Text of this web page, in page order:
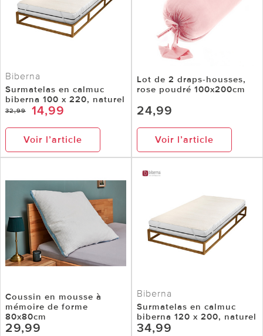
Biberna
Surmatelas en calmuc
biberna 100 x 220, naturel
32,99 14,99
Voir l’article
Lot de 2 draps-housses,
rose poudré 100x200cm
24,99
Voir l’article
Coussin en mousse à
mémoire de forme
80x80cm
29,99
Biberna
Surmatelas en calmuc
biberna 120 x 200, naturel
34,99